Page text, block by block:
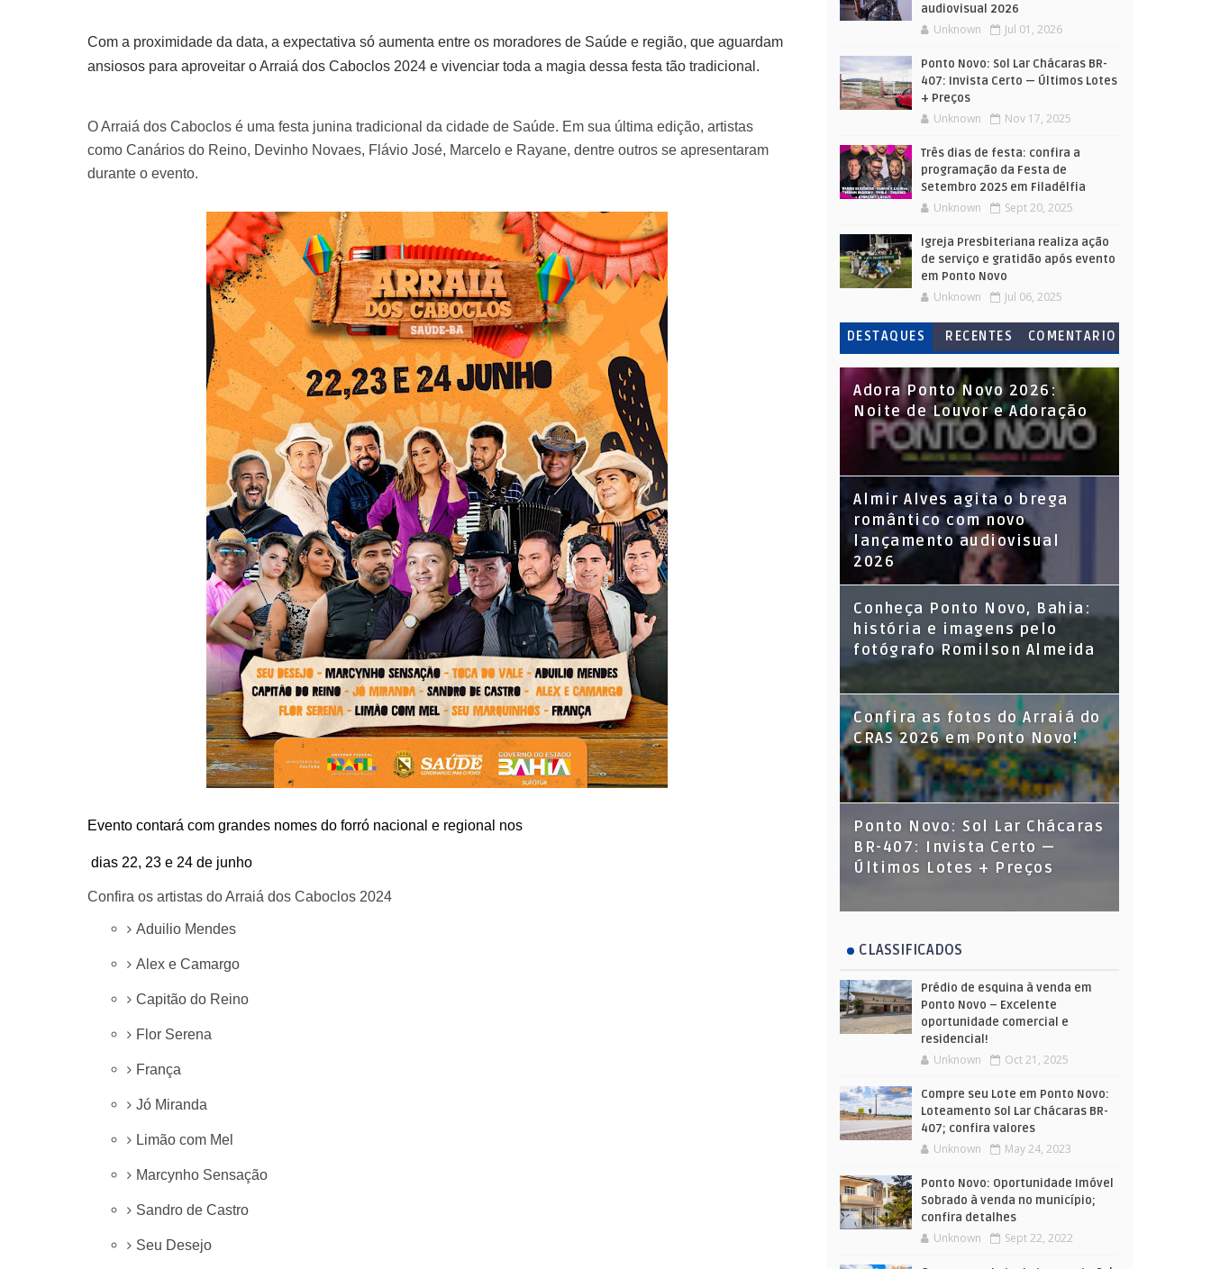
Com a proximidade da data, a expectativa só aumenta entre os moradores de Saúde e região, que aguardam
ansiosos para aproveitar o Arraiá dos Caboclos 2024 e vivenciar toda a magia dessa festa tão tradicional.
O Arraiá dos Caboclos é uma festa junina tradicional da cidade de Saúde. Em sua última edição, artistas
como Canários do Reino, Devinho Novaes, Flávio José, Marcelo e Rayane, dentre outros se apresentaram
durante o evento.
Evento contará com grandes nomes do forró nacional e regional nos
dias 22, 23 e 24 de junho
Confira os artistas do Arraiá dos Caboclos 2024
Aduilio Mendes
Alex e Camargo
Capitão do Reino
Flor Serena
França
Jó Miranda
Limão com Mel
Marcynho Sensação
Sandro de Castro
Seu Desejo
audiovisual 2026
Unknown Jul 01, 2026
Ponto Novo: Sol Lar Chácaras BR-
407: Invista Certo — Últimos Lotes
+ Preços
Unknown Nov 17, 2025
Três dias de festa: confira a
programação da Festa de
Setembro 2025 em Filadélfia
Unknown Sept 20, 2025
Igreja Presbiteriana realiza ação
de serviço e gratidão após evento
em Ponto Novo
Unknown Jul 06, 2025
DESTAQUES RECENTES
COMENTARIO
S
Adora Ponto Novo 2026:
Noite de Louvor e Adoração
Almir Alves agita o brega
romântico com novo
lançamento audiovisual
2026
Conheça Ponto Novo, Bahia:
história e imagens pelo
fotógrafo Romilson Almeida
Confira as fotos do Arraiá do
CRAS 2026 em Ponto Novo!
Ponto Novo: Sol Lar Chácaras
BR-407: Invista Certo —
Últimos Lotes + Preços
CLASSIFICADOS
Prédio de esquina à venda em
Ponto Novo – Excelente
oportunidade comercial e
residencial!
Unknown Oct 21, 2025
Compre seu Lote em Ponto Novo:
Loteamento Sol Lar Chácaras BR-
407; confira valores
Unknown May 24, 2023
Ponto Novo: Oportunidade Imóvel
Sobrado à venda no município;
confira detalhes
Unknown Sept 22, 2022